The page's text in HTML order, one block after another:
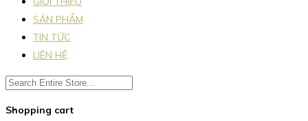
SẢN PHẨM
TIN TỨC
LIÊN HỆ
Shopping cart